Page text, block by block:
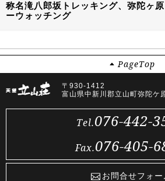
称名滝八郎坂トレッキング、弥陀ヶ
ーウォッチング
PageTop
〒930-1412
富山県中新川郡立山町弥陀ケ
Tel.076-442-
Fax.076-405-
お問合せフォー